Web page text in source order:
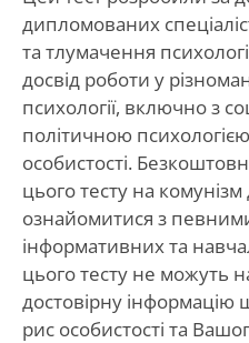
дипломованих
та тлумачення
досвід роботи у
психології, включно з
політичною
особистості.
цього тесту на
ознайомитися з
інформативних та
цього тесту не можуть
достовірну інформацію
рис особистості та